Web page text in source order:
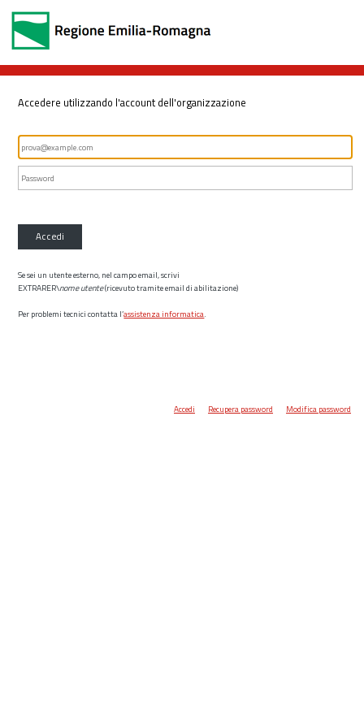
Accedere utilizzando l'account dell'organizzazione
Accedi
Se sei un utente esterno, nel campo email, scrivi
EXTRARER\nome utente(ricevuto tramite email di abilitazione)
Per problemi tecnici contatta l’assistenza informatica.
Accedi Recupera password Modifica password